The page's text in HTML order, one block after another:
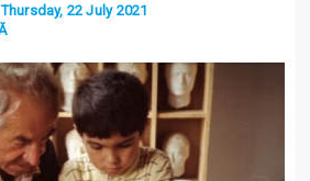
Thursday, 22 July 2021